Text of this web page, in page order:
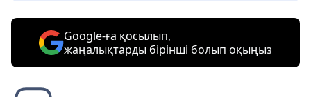
Google-ға қосылып,
жаңалықтарды бірінші болып оқыңыз